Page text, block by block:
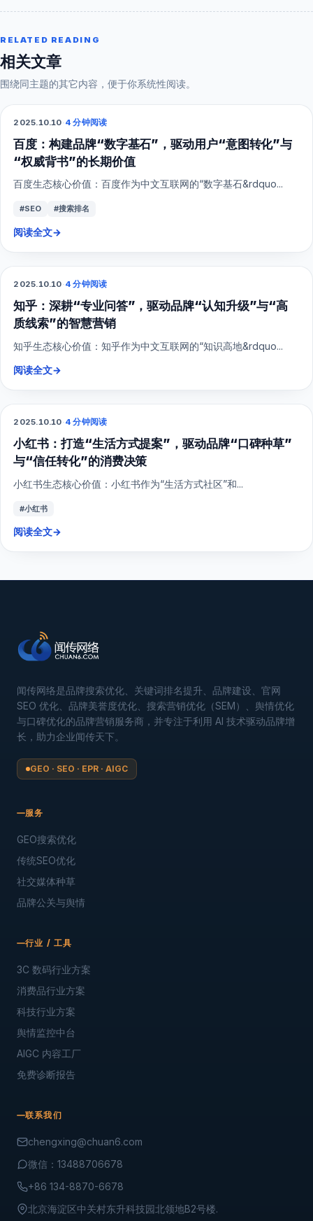
RELATED READING
相关文章
围绕同主题的其它内容，便于你系统性阅读。
SEO
2025.10.10·4 分钟阅读
百度：构建品牌“数字基石”，驱动用户“意图转化”与
“权威背书”的长期价值
百度生态核心价值：百度作为中文互联网的“数字基石&rdquo...
#SEO #搜索排名
阅读全文→
SEO
2025.10.10·4 分钟阅读
知乎：深耕“专业问答”，驱动品牌“认知升级”与“高
质线索”的智慧营销
知乎生态核心价值：知乎作为中文互联网的“知识高地&rdquo...
阅读全文→
小红书
2025.10.10·4 分钟阅读
小红书：打造“生活方式提案”，驱动品牌“口碑种草”
与“信任转化”的消费决策
小红书生态核心价值：小红书作为“生活方式社区”和...
#小红书
阅读全文→
闻传网络是品牌搜索优化、关键词排名提升、品牌建设、官网
SEO 优化、品牌美誉度优化、搜索营销优化（SEM）、舆情优化
与口碑优化的品牌营销服务商，并专注于利用 AI 技术驱动品牌增
长，助力企业闻传天下。
GEO · SEO · EPR · AIGC
服务
GEO搜索优化
传统SEO优化
社交媒体种草
品牌公关与舆情
行业 / 工具
3C 数码行业方案
消费品行业方案
科技行业方案
舆情监控中台
AIGC 内容工厂
免费诊断报告
联系我们
chengxing@chuan6.com
微信：13488706678
+86 134-8870-6678
北京海淀区中关村东升科技园北领地B2号楼.